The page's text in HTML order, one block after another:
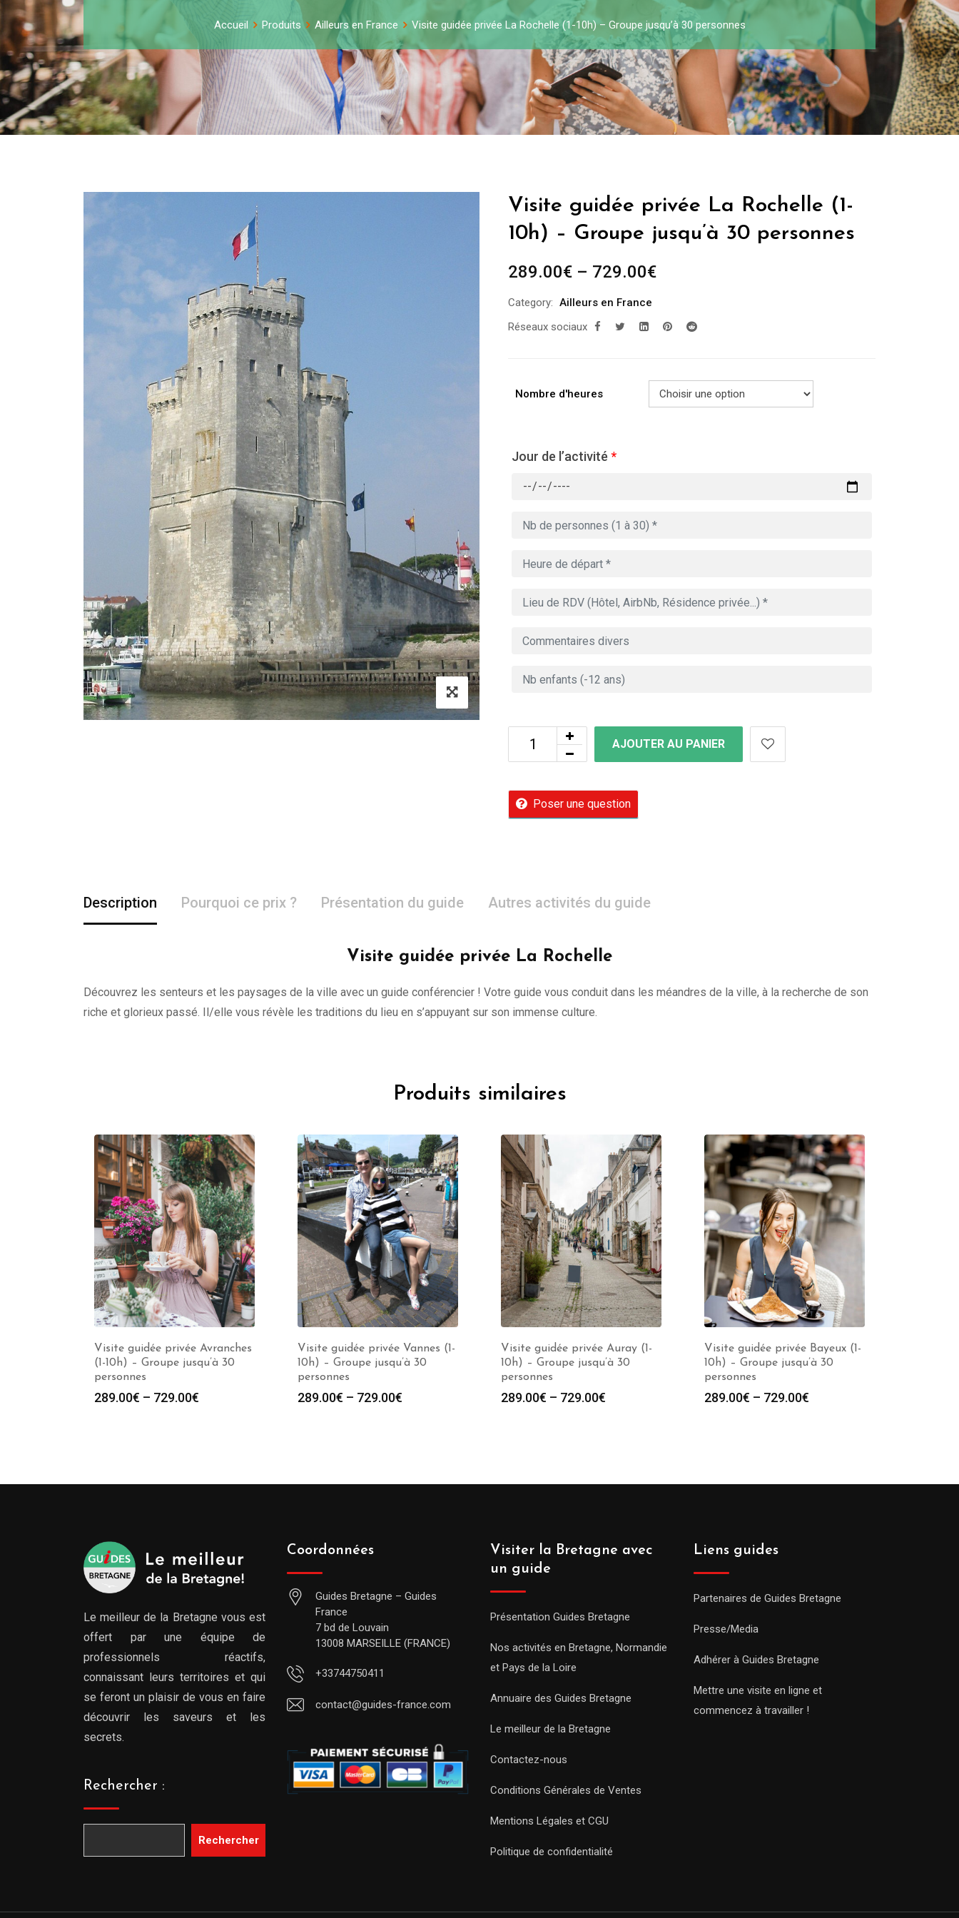
Accueil Produits Ailleurs en France Visite guidée privée La Rochelle (1-10h) – Groupe jusqu’à 30 personnes
Visite guidée privée La Rochelle (1-
10h) – Groupe jusqu’à 30 personnes
289.00€ – 729.00€
Category: Ailleurs en France
Réseaux sociaux
Nombre d'heures
Jour de l’activité *
AJOUTER AU PANIER
Poser une question
Description Pourquoi ce prix ? Présentation du guide Autres activités du guide
Visite guidée privée La Rochelle
Découvrez les senteurs et les paysages de la ville avec un guide conférencier ! Votre guide vous conduit dans les méandres de la ville, à la recherche de son
riche et glorieux passé. Il/elle vous révèle les traditions du lieu en s’appuyant sur son immense culture.
Produits similaires
Visite guidée privée Avranches
(1-10h) – Groupe jusqu’à 30
personnes
289.00€ – 729.00€
Visite guidée privée Vannes (1-
10h) – Groupe jusqu’à 30
personnes
289.00€ – 729.00€
Visite guidée privée Auray (1-
10h) – Groupe jusqu’à 30
personnes
289.00€ – 729.00€
Visite guidée privée Bayeux (1-
10h) – Groupe jusqu’à 30
personnes
289.00€ – 729.00€
Le meilleur de la Bretagne vous est
offert par une équipe de
professionnels réactifs,
connaissant leurs territoires et qui
se feront un plaisir de vous en faire
découvrir les saveurs et les
secrets.
Rechercher :
Rechercher
Coordonnées
Guides Bretagne – Guides
France
7 bd de Louvain
13008 MARSEILLE (FRANCE)
+33744750411
contact@guides-france.com
Visiter la Bretagne avec
un guide
Présentation Guides Bretagne
Nos activités en Bretagne, Normandie
et Pays de la Loire
Annuaire des Guides Bretagne
Le meilleur de la Bretagne
Contactez-nous
Conditions Générales de Ventes
Mentions Légales et CGU
Politique de confidentialité
Liens guides
Partenaires de Guides Bretagne
Presse/Media
Adhérer à Guides Bretagne
Mettre une visite en ligne et
commencez à travailler !